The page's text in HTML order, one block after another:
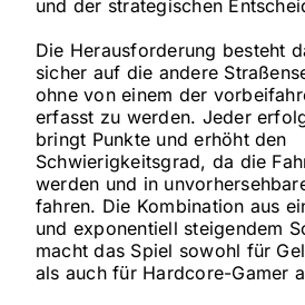
und der strategischen
Die Herausforderung besteht
sicher auf die andere
ohne von einem der
erfasst zu werden. Jeder
bringt Punkte und erhöht den
Schwierigkeitsgrad, da die
werden und in
fahren. Die Kombination aus
und exponentiell steigendem
macht das Spiel sowohl für
als auch für Hardcore-Gamer